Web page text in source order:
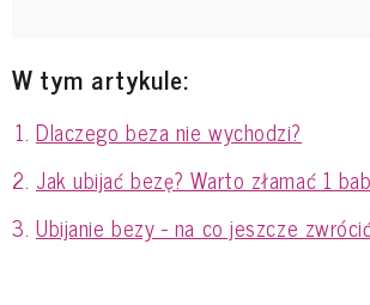
W tym artykule:
Dlaczego beza nie wychodzi?
Jak ubijać bezę? Warto złamać 1
Ubijanie bezy - na co jeszcze